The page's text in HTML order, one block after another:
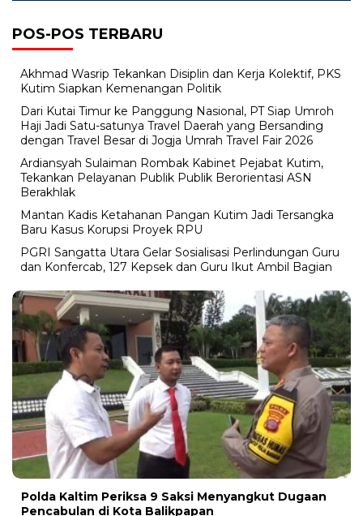
POS-POS TERBARU
Akhmad Wasrip Tekankan Disiplin dan Kerja Kolektif, PKS
Kutim Siapkan Kemenangan Politik
Dari Kutai Timur ke Panggung Nasional, PT Siap Umroh
Haji Jadi Satu-satunya Travel Daerah yang Bersanding
dengan Travel Besar di Jogja Umrah Travel Fair 2026
Ardiansyah Sulaiman Rombak Kabinet Pejabat Kutim,
Tekankan Pelayanan Publik Publik Berorientasi ASN
Berakhlak
Mantan Kadis Ketahanan Pangan Kutim Jadi Tersangka
Baru Kasus Korupsi Proyek RPU
PGRI Sangatta Utara Gelar Sosialisasi Perlindungan Guru
dan Konfercab, 127 Kepsek dan Guru Ikut Ambil Bagian
Polda Kaltim Periksa 9 Saksi Menyangkut Dugaan
Pencabulan di Kota Balikpapan